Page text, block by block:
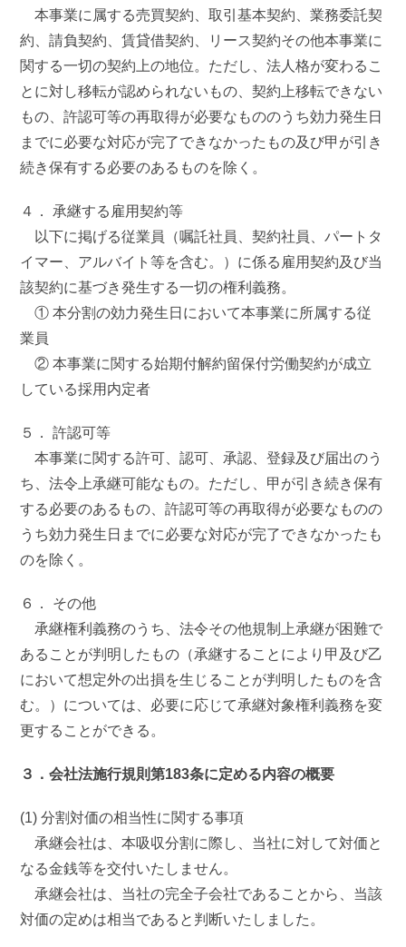
本事業に属する売買契約、取引基本契約、業務委託契
約、請負契約、賃貸借契約、リース契約その他本事業に
関する一切の契約上の地位。ただし、法人格が変わるこ
とに対し移転が認められないもの、契約上移転できない
もの、許認可等の再取得が必要なもののうち効力発生日
までに必要な対応が完了できなかったもの及び甲が引き
続き保有する必要のあるものを除く。
４． 承継する雇用契約等
以下に掲げる従業員（嘱託社員、契約社員、パートタ
イマー、アルバイト等を含む。）に係る雇用契約及び当
該契約に基づき発生する一切の権利義務。
① 本分割の効力発生日において本事業に所属する従
業員
② 本事業に関する始期付解約留保付労働契約が成立
している採用内定者
５． 許認可等
本事業に関する許可、認可、承認、登録及び届出のう
ち、法令上承継可能なもの。ただし、甲が引き続き保有
する必要のあるもの、許認可等の再取得が必要なものの
うち効力発生日までに必要な対応が完了できなかったも
のを除く。
６． その他
承継権利義務のうち、法令その他規制上承継が困難で
あることが判明したもの（承継することにより甲及び乙
において想定外の出損を生じることが判明したものを含
む。）については、必要に応じて承継対象権利義務を変
更することができる。
３．会社法施行規則第183条に定める内容の概要
(1) 分割対価の相当性に関する事項
承継会社は、本吸収分割に際し、当社に対して対価と
なる金銭等を交付いたしません。
承継会社は、当社の完全子会社であることから、当該
対価の定めは相当であると判断いたしました。